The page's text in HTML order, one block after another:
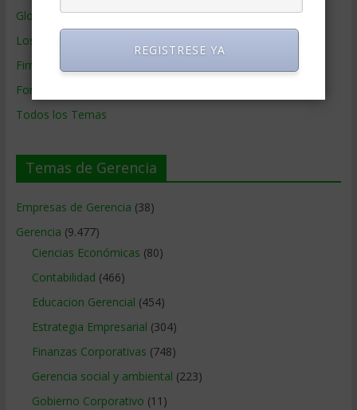
Glosario Inglés – Español
Los mejores MBA
Firmas de Gerencia
Formación de Gerencia
Todos los Temas
Temas de Gerencia
Empresas de Gerencia (38)
Gerencia (9.477)
Ciencias Económicas (80)
Contabilidad (466)
Educacion Gerencial (454)
Estrategia Empresarial (304)
Finanzas Corporativas (748)
Gerencia social y ambiental (223)
Gobierno Corporativo (11)
REGISTRESE YA